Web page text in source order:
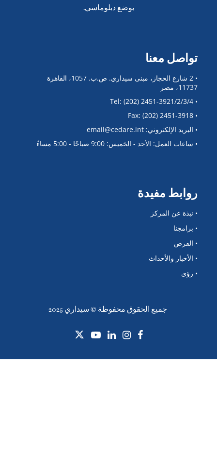
بوضع دبلوماسي.
تواصل معنا
• 2 شارع الحجاز، مبنى سيداري. ص.ب. 1057، القاهرة
11737، مصر
• Tel: (202) 2451-3921/2/3/4
• Fax: (202) 2451-3918
• البريد الإلكتروني: email@cedare.int
• ساعات العمل: الأحد - الخميس: 9:00 صباحًا - 5:00 مساءً
روابط مفيدة
• نبذة عن المركز
• برامجنا
• الفرص
• الأخبار والأحداث
• رؤى
جميع الحقوق محفوظة © سيداري 2025